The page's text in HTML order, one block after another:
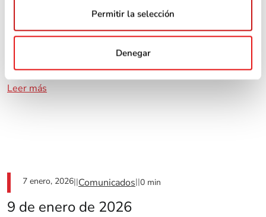
Permitir la selección
Denegar
Educación Financiera||5 min
Quién es el prestamista y quién el
Leer más
7 enero, 2026||Comunicados||0 min
9 de enero de 2026